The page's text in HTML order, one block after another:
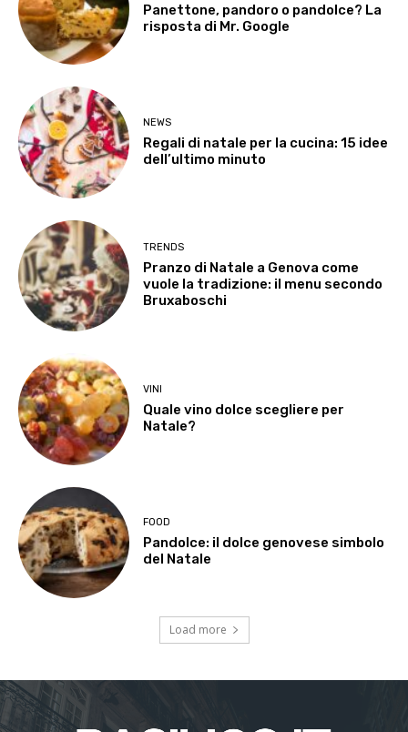
Panettone, pandoro o pandolce? La
risposta di Mr. Google
NEWS
Regali di natale per la cucina: 15 idee
dell’ultimo minuto
TRENDS
Pranzo di Natale a Genova come
vuole la tradizione: il menu secondo
Bruxaboschi
VINI
Quale vino dolce scegliere per
Natale?
FOOD
Pandolce: il dolce genovese simbolo
del Natale
Load more